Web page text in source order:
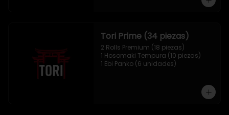
Tori Prime (34 piezas)
2 Rolls Premium (18 piezas)
1 Hosomaki Tempura (10 piezas)
1 Ebi Panko (6 unidades)